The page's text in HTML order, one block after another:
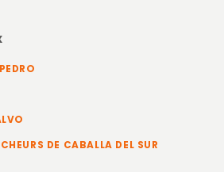
DE CABALLA DEL SUR